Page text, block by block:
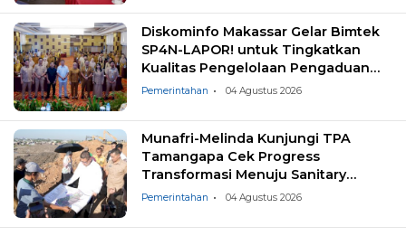
Diskominfo Makassar Gelar Bimtek
SP4N-LAPOR! untuk Tingkatkan
Kualitas Pengelolaan Pengaduan
Masyarakat
Pemerintahan 04 Agustus 2026
Munafri-Melinda Kunjungi TPA
Tamangapa Cek Progress
Transformasi Menuju Sanitary
Landfill
Pemerintahan 04 Agustus 2026